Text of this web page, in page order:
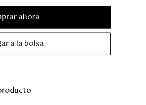
ahora
a la bolsa